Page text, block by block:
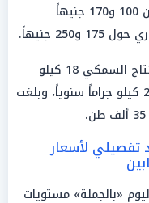
وتراوحت أسعار المكرونة السويسي بين 100 و170 جنيهاً
جنيهاً.
ويسجل نصيب المواطن المصري من الإنتاج السمكي 18 كيلو
جراماً، فيما تصل النسبة العالمية إلى 20 كيلو جراماً سنوياً، وبلغت
تفصيلي لأسعار
«بالجملة» مستويات